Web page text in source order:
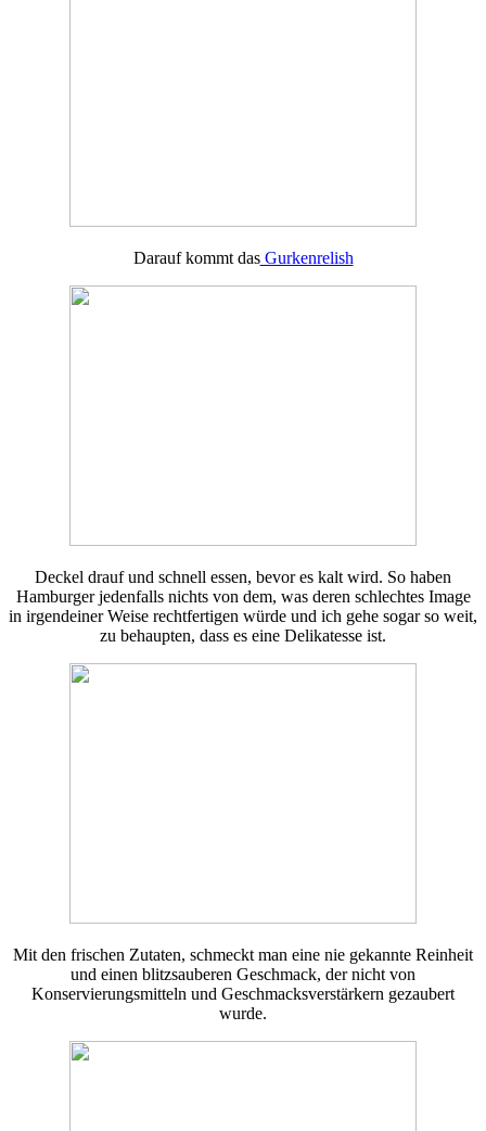
Darauf kommt dasGurkenrelish
Deckel drauf und schnell essen, bevor es kalt wird. So haben
Hamburger jedenfalls nichts von dem, was deren schlechtes Image
in irgendeiner Weise rechtfertigen würde und ich gehe sogar so weit,
zu behaupten, dass es eine Delikatesse ist.
Mit den frischen Zutaten, schmeckt man eine nie gekannte Reinheit
und einen blitzsauberen Geschmack, der nicht von
Konservierungsmitteln und Geschmacksverstärkern gezaubert
wurde.